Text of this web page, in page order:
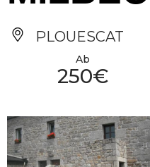
PLOUESCAT
Ab
250€